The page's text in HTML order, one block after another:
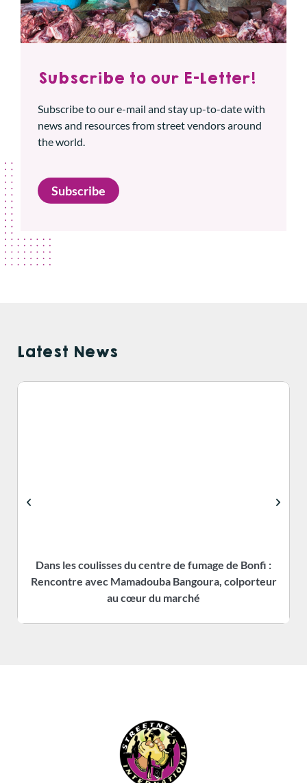
Subscribe to our E-Letter!
Subscribe to our e-mail and stay up-to-date with
news and resources from street vendors around
the world.
Subscribe
Latest News
Dans les coulisses du centre de fumage de Bonfi :
Rencontre avec Mamadouba Bangoura, colporteur
au cœur du marché